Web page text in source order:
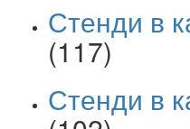
Стенди в
(117)
Стенди в